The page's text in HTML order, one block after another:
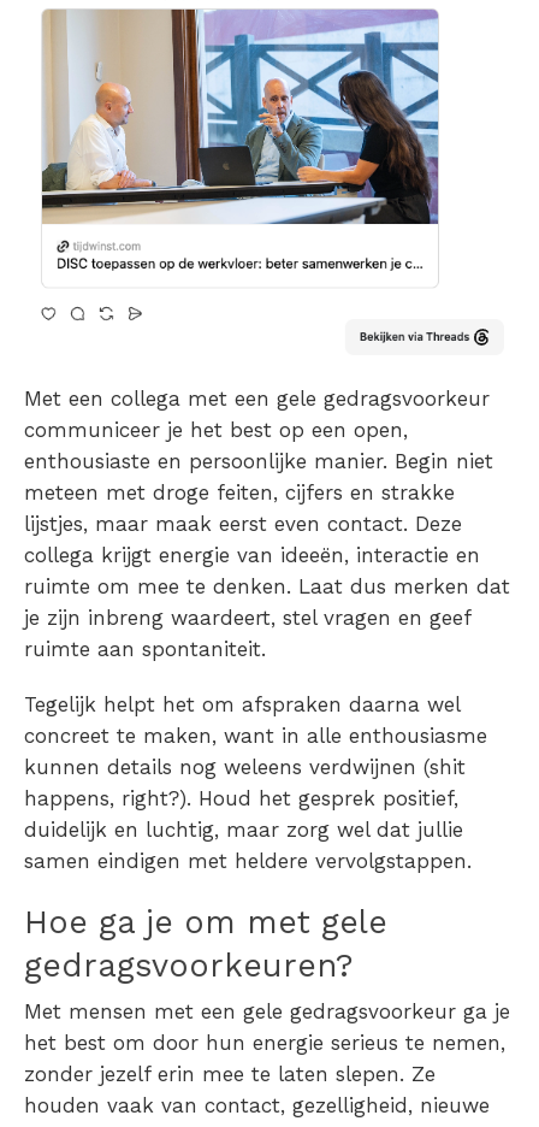
Met een collega met een gele gedragsvoorkeur
communiceer je het best op een open,
enthousiaste en persoonlijke manier. Begin niet
meteen met droge feiten, cijfers en strakke
lijstjes, maar maak eerst even contact. Deze
collega krijgt energie van ideeën, interactie en
ruimte om mee te denken. Laat dus merken dat
je zijn inbreng waardeert, stel vragen en geef
ruimte aan spontaniteit.
Tegelijk helpt het om afspraken daarna wel
concreet te maken, want in alle enthousiasme
kunnen details nog weleens verdwijnen (shit
happens, right?). Houd het gesprek positief,
duidelijk en luchtig, maar zorg wel dat jullie
samen eindigen met heldere vervolgstappen.
Hoe ga je om met gele
gedragsvoorkeuren?
Met mensen met een gele gedragsvoorkeur ga je
het best om door hun energie serieus te nemen,
zonder jezelf erin mee te laten slepen. Ze
houden vaak van contact, gezelligheid, nieuwe